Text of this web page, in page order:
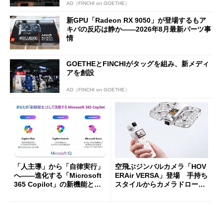
AD（FINCHI on GOETHE）
新GPU「Radeon RX 9050」が登場するもア
キバの反応は静か――2026年8月最新パーツ事
情
GOETHEとFINCHIがタッグを組み、新メディ
アを創設
AD（FINCHI on GOETHE）
「人主導」から「自律実行」
へ――進化する「Microsoft
365 Copilot」の新機能とエ
空飛ぶジンバルカメラ「HOV
ERAir VERSA」登場 手持ち
スタイルからカメラドローン